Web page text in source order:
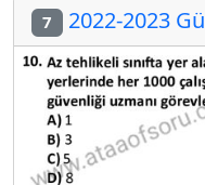
7 2022-2023